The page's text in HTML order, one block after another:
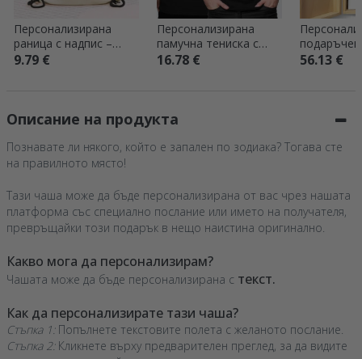
Персонализирана
раница с надпис –
Festival mode on
9.79 €
Персонализирана
памучна тениска с
лого отпред и номер
16.78 €
за сватба
56.13 €
Описание на продукта
Познавате ли някого, който е запален по зодиака? Тогава сте
на правилното място!
Тази чаша може да бъде персонализирана от вас чрез нашата
платформа със специално послание или името на получателя,
превръщайки този подарък в нещо наистина оригинално.
Какво мога да персонализирам?
Чашата може да бъде персонализирана с текст.
Как да персонализирате тази чаша?
Стъпка 1: Попълнете текстовите полета с желаното послание.
Стъпка 2: Кликнете върху предварителен преглед, за да видите